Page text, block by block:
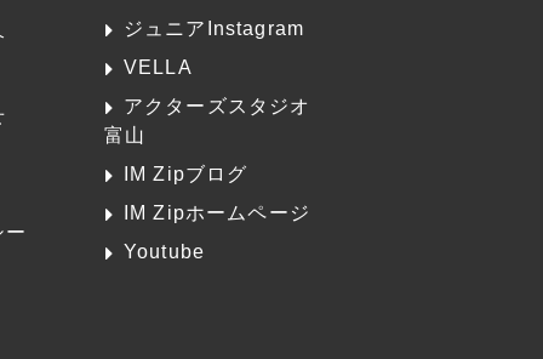
ー
ジュニアInstagram
VELLA
アクターズスタジオ
富山
IM Zipブログ
IM Zipホームページ
Youtube